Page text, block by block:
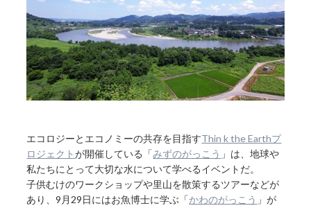
エコロジーとエコノミーの共存を目指すThin k the Earthプ
ロジェクトが開催している「みずのがっこう 」は、地球や
私たちにとって大切な水について学べるイベントだ。
子供むけのワークショップや里山を散策するツアーなどが
あり、9月29日にはお魚博士に学ぶ「かわのがっこう 」が